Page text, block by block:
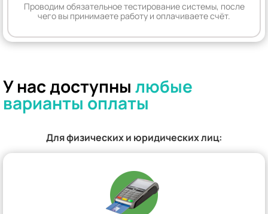
Проводим обязательное тестирование системы, после
чего вы принимаете работу и оплачиваете счёт.
У нас доступны любые
варианты оплаты
Для физических и юридических лиц: